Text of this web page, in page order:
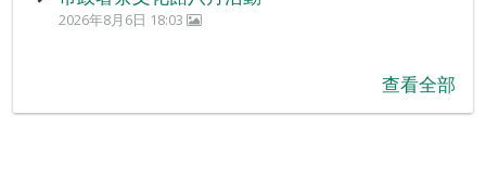
2026年8月6日 18:03
查看全部